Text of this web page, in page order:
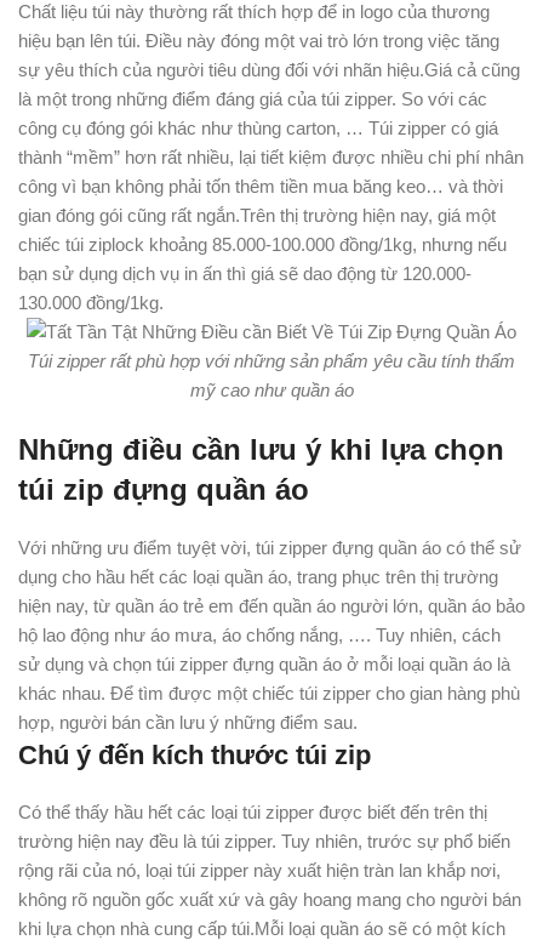
Chất liệu túi này thường rất thích hợp để in logo của thương
hiệu bạn lên túi. Điều này đóng một vai trò lớn trong việc tăng
sự yêu thích của người tiêu dùng đối với nhãn hiệu.Giá cả cũng
là một trong những điểm đáng giá của túi zipper. So với các
công cụ đóng gói khác như thùng carton, … Túi zipper có giá
thành “mềm” hơn rất nhiều, lại tiết kiệm được nhiều chi phí nhân
công vì bạn không phải tốn thêm tiền mua băng keo… và thời
gian đóng gói cũng rất ngắn.Trên thị trường hiện nay, giá một
chiếc túi ziplock khoảng 85.000-100.000 đồng/1kg, nhưng nếu
bạn sử dụng dịch vụ in ấn thì giá sẽ dao động từ 120.000-
130.000 đồng/1kg.
Túi zipper rất phù hợp với những sản phẩm yêu cầu tính thẩm
mỹ cao như quần áo
Những điều cần lưu ý khi lựa chọn
túi zip đựng quần áo
Với những ưu điểm tuyệt vời, túi zipper đựng quần áo có thể sử
dụng cho hầu hết các loại quần áo, trang phục trên thị trường
hiện nay, từ quần áo trẻ em đến quần áo người lớn, quần áo bảo
hộ lao động như áo mưa, áo chống nắng, …. Tuy nhiên, cách
sử dụng và chọn túi zipper đựng quần áo ở mỗi loại quần áo là
khác nhau. Để tìm được một chiếc túi zipper cho gian hàng phù
hợp, người bán cần lưu ý những điểm sau.
Chú ý đến kích thước túi zip
Có thể thấy hầu hết các loại túi zipper được biết đến trên thị
trường hiện nay đều là túi zipper. Tuy nhiên, trước sự phổ biến
rộng rãi của nó, loại túi zipper này xuất hiện tràn lan khắp nơi,
không rõ nguồn gốc xuất xứ và gây hoang mang cho người bán
khi lựa chọn nhà cung cấp túi.Mỗi loại quần áo sẽ có một kích